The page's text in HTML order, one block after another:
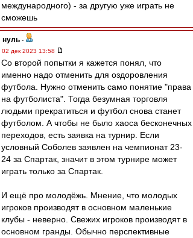
международного) - за другую уже играть не
сможешь
нуль -
02 дек 2023 13:58
Со второй попытки я кажется понял, что
именно надо отменить для оздоровления
футбола. Нужно отменить само понятие "права
на футболиста". Тогда безумная торговля
людьми прекратиться и футбол снова станет
футболом. А чтобы не было хаоса бесконечных
переходов, есть заявка на турнир. Если
условный Соболев заявлен на чемпионат 23-
24 за Спартак, значит в этом турнире может
играть только за Спартак.
И ещё про молодёжь. Мнение, что молодых
игроков производят в основном маленькие
клубы - неверно. Свежих игроков производят в
основном гранды. Обычно перспективные